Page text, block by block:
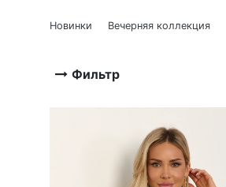
Новинки Вечерняя коллекция
Фильтр